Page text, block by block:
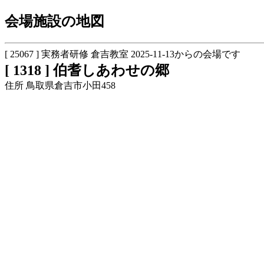
会場施設の地図
[ 25067 ] 実務者研修 倉吉教室 2025-11-13からの会場です
[ 1318 ] 伯耆しあわせの郷
住所 鳥取県倉吉市小田458